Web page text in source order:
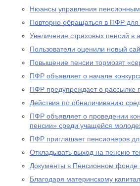
Нюансы управления
Повторно обращаться в ПФР для
Увеличение страховых пенсий
Пользователи оценили новый
Повышение пенсии тормозят
ПФР объявляет о начале
ПФР предупреждает о рассылке
Действия по обналичиванию
ПФР объявляет о проведении
пенсии» среди учащейся
ПФР приглашает пенсионеров
Откладывать выход на пенсию
Документы в Пенсионном фонде
Благодаря материнскому